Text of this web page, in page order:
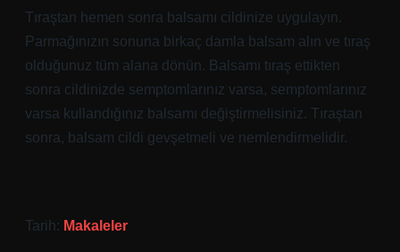
Tıraştan hemen sonra balsamı cildinize uygulayın.
Parmağınızın sonuna birkaç damla balsam alın ve tıraş
olduğunuz tüm alana dönün. Balsamı tıraş ettikten
sonra cildinizde semptomlarınız varsa, semptomlarınız
varsa kullandığınız balsamı değiştirmelisiniz. Tıraştan
sonra, balsam cildi gevşetmeli ve nemlendirmelidir.
Tarih: Makaleler